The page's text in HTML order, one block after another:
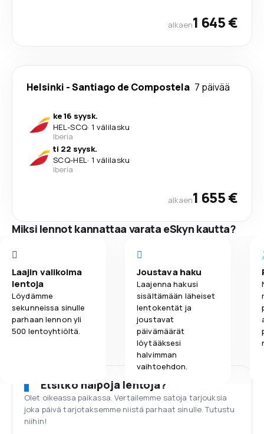
alkaen1 645 €
Helsinki -Santiago de Compostela 7 päivää
ke 16 syysk.
HEL-SCQ· 1 välilasku
Iberia
ti 22 syysk.
SCQ-HEL· 1 välilasku
Iberia
alkaen1 655 €
Miksi lennot kannattaa varata eSkyn kautta?
Laajin valikoima
lentoja
Löydämme
sekunneissa sinulle
parhaan lennon yli
500 lentoyhtiöltä.
Joustava haku
Laajenna hakusi
sisältämään läheiset
lentokentät ja
joustavat
päivämäärät
löytääksesi
halvimman
vaihtoehdon.
Etsitkö halpoja lentoja?
Olet oikeassa paikassa. Vertailemme satoja tarjouksia
joka päivä tarjotaksemme niistä parhaat sinulle. Tutustu
niihin!